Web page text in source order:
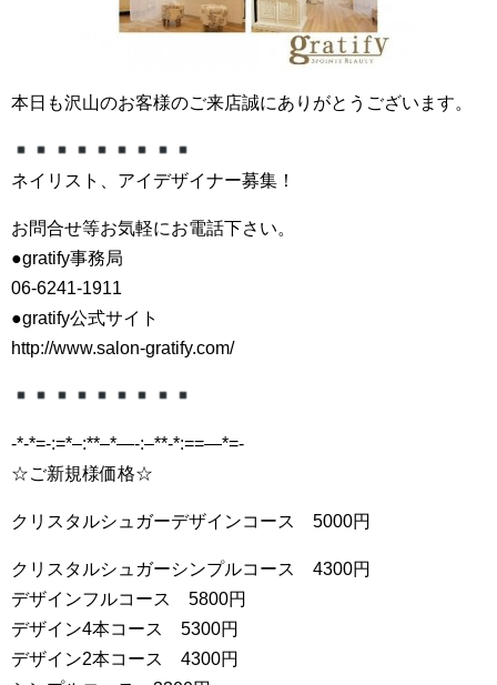
本日も沢山のお客様のご来店誠にありがとうございます。
ネイリスト、アイデザイナー募集！
お問合せ等お気軽にお電話下さい。
●gratify事務局
06-6241-1911
●gratify公式サイト
http://www.salon-gratify.com/
-*-*=-:=*–:**–*—-:–**-*:==—*=-
☆ご新規様価格☆
クリスタルシュガーデザインコース 5000円
クリスタルシュガーシンプルコース 4300円
デザインフルコース 5800円
デザイン4本コース 5300円
デザイン2本コース 4300円